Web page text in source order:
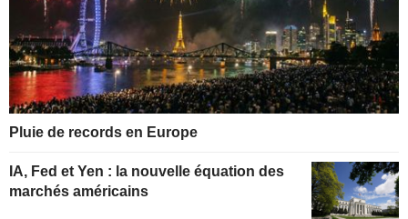
Pluie de records en Europe
IA, Fed et Yen : la nouvelle équation des
marchés américains